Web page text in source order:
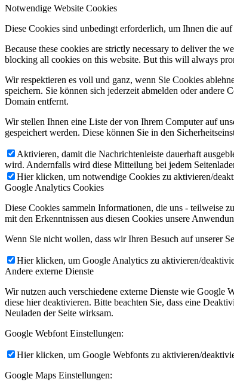
Notwendige Website Cookies
Diese Cookies sind unbedingt erforderlich, um Ihnen die
Because these cookies are strictly necessary to deliver the
blocking all cookies on this website. But this will always
Wir respektieren es voll und ganz, wenn Sie Cookies
speichern. Sie können sich jederzeit abmelden oder andere
Domain entfernt.
Wir stellen Ihnen eine Liste der von Ihrem Computer auf
gespeichert werden. Diese können Sie in den
Aktivieren, damit die Nachrichtenleiste dauerhaft
wird. Andernfalls wird diese Mitteilung bei jedem
Hier klicken, um notwendige Cookies zu aktivieren/
Google Analytics Cookies
Diese Cookies sammeln Informationen, die uns - teilweise
mit den Erkenntnissen aus diesen Cookies unsere
Wenn Sie nicht wollen, dass wir Ihren Besuch auf unserer
Hier klicken, um Google Analytics zu aktivieren/
Andere externe Dienste
Wir nutzen auch verschiedene externe Dienste wie Google
diese hier deaktivieren. Bitte beachten Sie, dass eine
Neuladen der Seite wirksam.
Google Webfont Einstellungen:
Hier klicken, um Google Webfonts zu aktivieren/
Google Maps Einstellungen: